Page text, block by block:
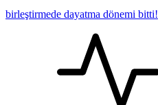
birleştirmede dayatma dönemi bitti!